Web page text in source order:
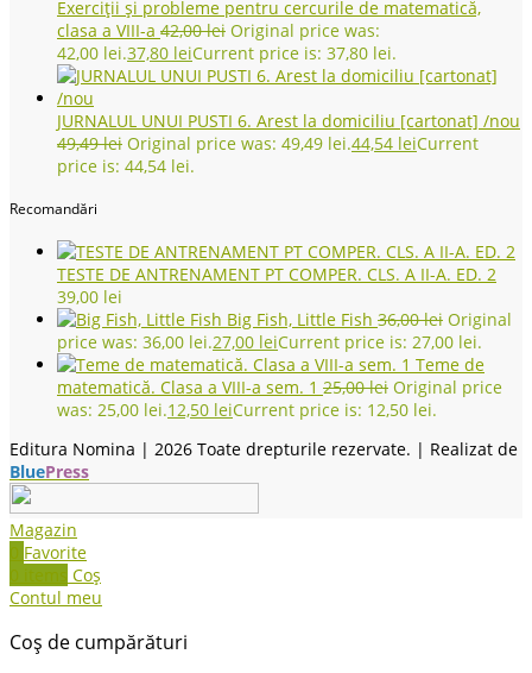
Exerciții și probleme pentru cercurile de matematică,
clasa a VIII-a 42,00lei Original price was:
42,00 lei.37,80 leiCurrent price is: 37,80 lei.
JURNALUL UNUI PUSTI 6. Arest la domiciliu [cartonat] /nou
49,49lei Original price was: 49,49 lei.44,54 leiCurrent
price is: 44,54 lei.
Recomandări
TESTE DE ANTRENAMENT PT COMPER. CLS. A II-A. ED. 2
39,00 lei
Big Fish, Little Fish 36,00lei Original
price was: 36,00 lei.27,00 leiCurrent price is: 27,00 lei.
Teme de
matematică. Clasa a VIII-a sem. 1 25,00lei Original price
was: 25,00 lei.12,50 leiCurrent price is: 12,50 lei.
Editura Nomina | 2026 Toate drepturile rezervate. | Realizat de
BluePress
Magazin
0 Favorite
0 items Coș
Contul meu
Coș de cumpărături